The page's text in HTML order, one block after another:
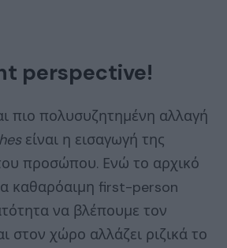
perspective!
πιο πολυσυζητημένη αλλαγή
είναι η εισαγωγή της
προσώπου. Ενώ το αρχικό
καθαρόαιμη first-person
να βλέπουμε τον
στον χώρο αλλάζει ριζικά το